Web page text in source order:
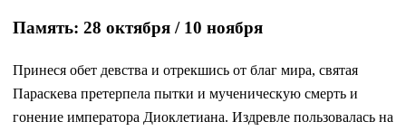
Память: 28 октября / 10 ноября
Принеся обет девства и отрекшись от благ мира, святая
Параскева претерпела пытки и мученическую смерть и
гонение императора Диоклетиана. Издревле пользовалась на